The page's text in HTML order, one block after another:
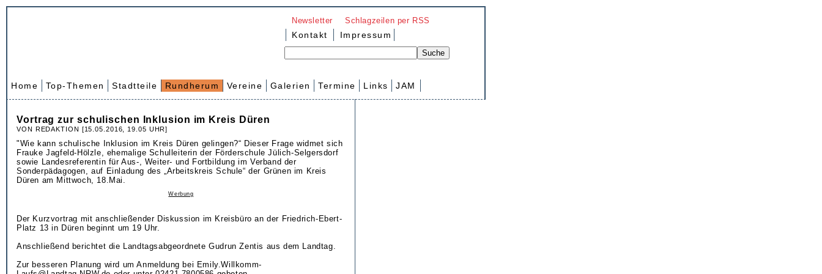
Newsletter Schlagzeilen per RSS
Kontakt Impressum
Home Top-Themen Stadtteile Rundherum Vereine Galerien Termine Links JAM
Vortrag zur schulischen Inklusion im Kreis Düren
VON REDAKTION [15.05.2016, 19.05 UHR]
"Wie kann schulische Inklusion im Kreis Düren gelingen?“ Dieser Frage widmet sich
Frauke Jagfeld-Hölzle, ehemalige Schulleiterin der Förderschule Jülich-Selgersdorf
sowie Landesreferentin für Aus-, Weiter- und Fortbildung im Verband der
Sonderpädagogen, auf Einladung des „Arbeitskreis Schule“ der Grünen im Kreis
Düren am Mittwoch, 18.Mai.
Werbung
Der Kurzvortrag mit anschließender Diskussion im Kreisbüro an der Friedrich-Ebert-
Platz 13 in Düren beginnt um 19 Uhr.
Anschließend berichtet die Landtagsabgeordnete Gudrun Zentis aus dem Landtag.
Zur besseren Planung wird um Anmeldung bei Emily.Willkomm-